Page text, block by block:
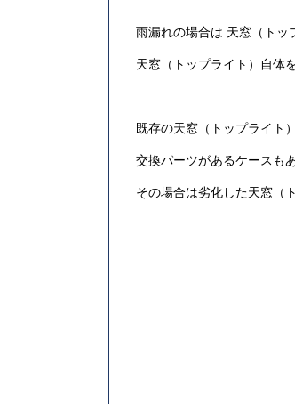
雨漏れの場合は 天窓（トッ
天窓（トップライト）自体
既存の天窓（トップライト
交換パーツがあるケースも
その場合は劣化した天窓（